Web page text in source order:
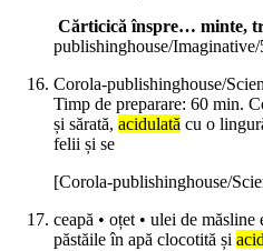
Cărticică înspre… minte,
publishinghouse/
Corola-publishinghouse/
Timp de preparare: 60 min.
și sărată, acidulată cu o
felii și se
[Corola-publishinghouse/
ceapă • oțet • ulei de
păstăile în apă clocotită și